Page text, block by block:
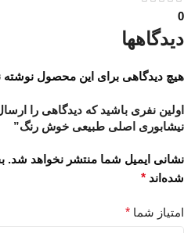
0
دیدگاهها
هیچ دیدگاهی برای این محصول
اولین نفری باشید که دیدگاهی را
نیشابوری اصلی طبیعی خوش رنگ”
نشانی ایمیل شما منتشر نخواهد شد.
شده‌اند *
امتیاز شما *